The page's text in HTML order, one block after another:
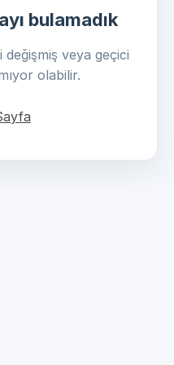
bulamadık
değişmiş veya geçici
olabilir.